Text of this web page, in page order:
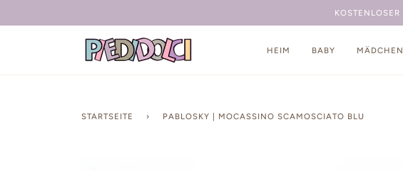
zum
HEIM BABY MÄDCHEN
STARTSEITE › PABLOSKY | MOCASSINO SCAMOSCIATO BLU